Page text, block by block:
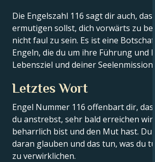
Die Engelszahl 116 sagt dir auch, dass
ermutigen sollst, dich vorwärts zu
nicht faul zu sein. Es ist eine
Engeln, die du um ihre Führung und
Lebensziel und deiner Seelenmission
Letztes Wort
Engel Nummer 116 offenbart dir, dass
du anstrebst, sehr bald erreichen
beharrlich bist und den Mut hast. Du
daran glauben und das tun, was du
zu verwirklichen.